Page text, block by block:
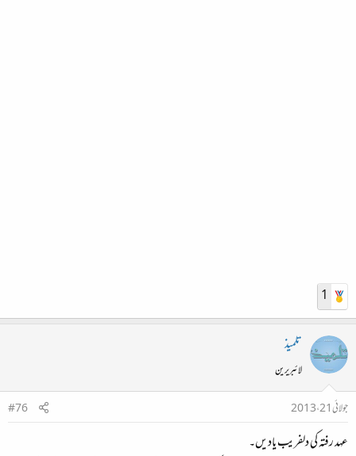
1
تلمیذ
لائبریرین
جولائی 21، 2013
#76
عہد رفتہ کی دلفریب یادیں۔